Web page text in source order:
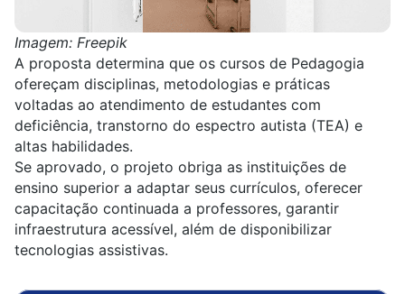
Imagem: Freepik
A proposta determina que os cursos de Pedagogia
ofereçam disciplinas, metodologias e práticas
voltadas ao atendimento de estudantes com
deficiência, transtorno do espectro autista (TEA) e
altas habilidades.
Se aprovado, o projeto obriga as instituições de
ensino superior a adaptar seus currículos, oferecer
capacitação continuada a professores, garantir
infraestrutura acessível, além de disponibilizar
tecnologias assistivas.